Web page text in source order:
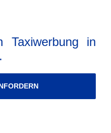
Taxiwerbung in